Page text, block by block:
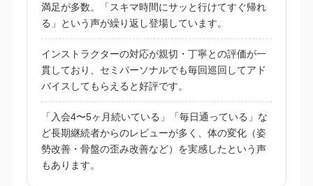
満足が多数。「スキマ時間にサッと行けてすぐ帰れ
る」という声が繰り返し登場しています。
インストラクターの対応が親切・丁寧との評価が一
貫しており、セミパーソナルでも毎回巡回してアド
バイスしてもらえると好評です。
「入会4〜5ヶ月続いている」「毎日通っている」な
ど長期継続者からのレビューが多く、体の変化（姿
勢改善・骨盤の歪み改善など）を実感したという声
もあります。